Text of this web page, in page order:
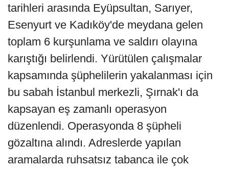
tarihleri arasında Eyüpsultan, Sarıyer,
Esenyurt ve Kadıköy'de meydana gelen
toplam 6 kurşunlama ve saldırı olayına
karıştığı belirlendi. Yürütülen çalışmalar
kapsamında şüphelilerin yakalanması için
bu sabah İstanbul merkezli, Şırnak'ı da
kapsayan eş zamanlı operasyon
düzenlendi. Operasyonda 8 şüpheli
gözaltına alındı. Adreslerde yapılan
aramalarda ruhsatsız tabanca ile çok